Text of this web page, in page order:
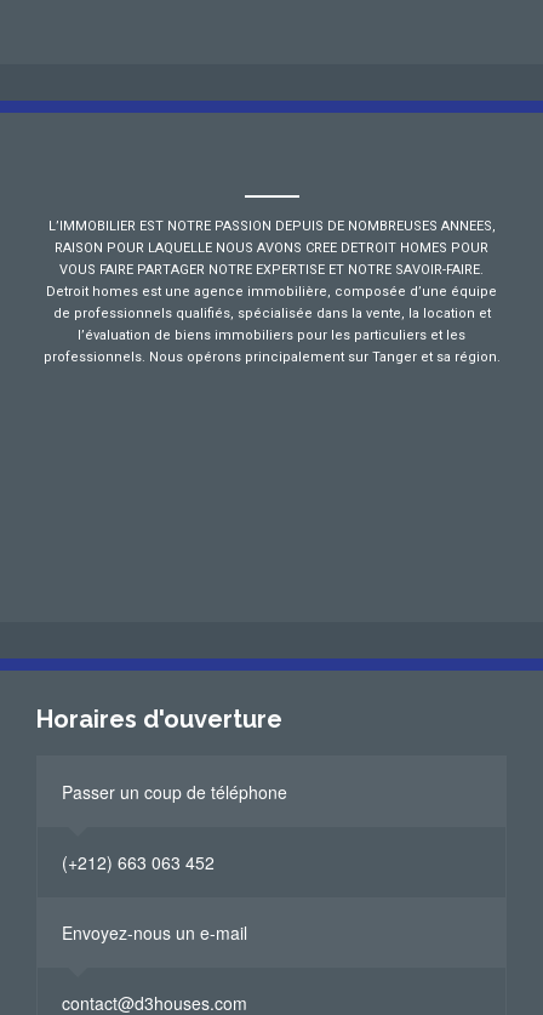
L’IMMOBILIER EST NOTRE PASSION DEPUIS DE NOMBREUSES ANNEES,
RAISON POUR LAQUELLE NOUS AVONS CREE DETROIT HOMES POUR
VOUS FAIRE PARTAGER NOTRE EXPERTISE ET NOTRE SAVOIR-FAIRE.
Detroit homes est une agence immobilière, composée d’une équipe
de professionnels qualifiés, spécialisée dans la vente, la location et
l’évaluation de biens immobiliers pour les particuliers et les
professionnels. Nous opérons principalement sur Tanger et sa région.
Horaires d'ouverture
Passer un coup de téléphone
(+212) 663 063 452
Envoyez-nous un e-mail
contact@d3houses.com